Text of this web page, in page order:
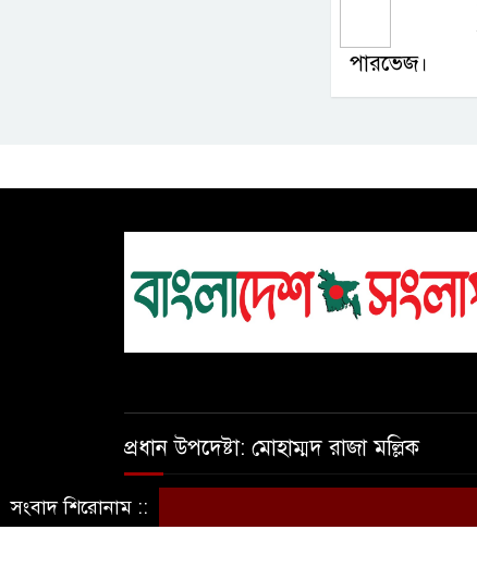
পারভেজ।
প্রধান উপদেষ্টা: মোহাম্মদ রাজা মল্লিক
সংবাদ শিরোনাম ::